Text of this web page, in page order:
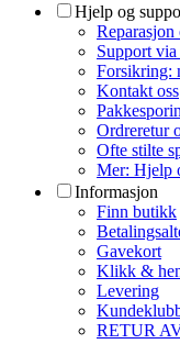
Hjelp og
Reparasjon
Support
Forsikring:
Kontakt oss
Ordreretur
Ofte stilte
Mer: Hjelp
Informasjon
Finn butikk
Gavekort
Klikk &
Levering
RETUR